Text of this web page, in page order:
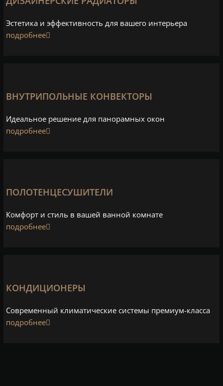
Эстетика и эффективность для вашего интерьера
подробнее
ВНУТРИПОЛЬНЫЕ КОНВЕКТОРЫ
Идеальное решение для панорамных окон
подробнее
ПОЛОТЕНЦЕСУШИТЕЛИ
Комфорт и стиль в вашей ванной комнате
подробнее
КОНДИЦИОНЕРЫ
Современный климатические системы премиум-класса
подробнее